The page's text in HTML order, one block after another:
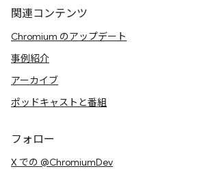
関連コンテンツ
Chromium のアップデート
事例紹介
アーカイブ
ポッドキャストと番組
フォロー
X での @ChromiumDev